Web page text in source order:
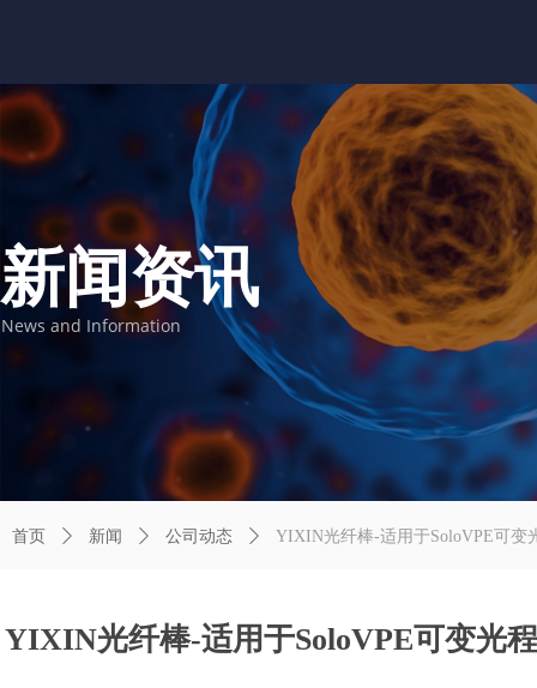
YIXIN光纤棒-适用于SoloVPE可变光
首页 ꄲ 新闻 ꄲ 公司动态 ꄲ YIXIN光纤棒-适用于SoloVPE可变
新闻资讯
News and Information